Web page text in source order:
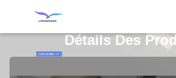
Détails Des